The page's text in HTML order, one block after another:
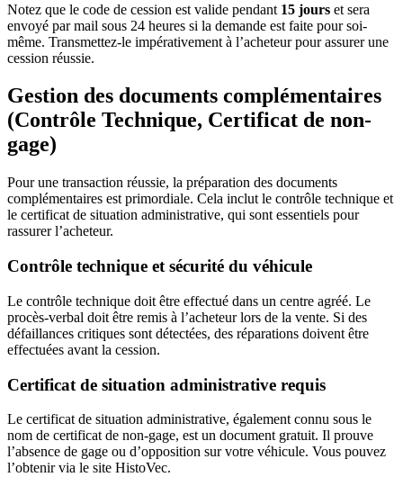
Notez que le code de cession est valide pendant 15 jours et sera
envoyé par mail sous 24 heures si la demande est faite pour soi-
même. Transmettez-le impérativement à l’acheteur pour assurer une
cession réussie.
Gestion des documents complémentaires
(Contrôle Technique, Certificat de non-
gage)
Pour une transaction réussie, la préparation des documents
complémentaires est primordiale. Cela inclut le contrôle technique et
le certificat de situation administrative, qui sont essentiels pour
rassurer l’acheteur.
Contrôle technique et sécurité du véhicule
Le contrôle technique doit être effectué dans un centre agréé. Le
procès-verbal doit être remis à l’acheteur lors de la vente. Si des
défaillances critiques sont détectées, des réparations doivent être
effectuées avant la cession.
Certificat de situation administrative requis
Le certificat de situation administrative, également connu sous le
nom de certificat de non-gage, est un document gratuit. Il prouve
l’absence de gage ou d’opposition sur votre véhicule. Vous pouvez
l’obtenir via le site HistoVec.